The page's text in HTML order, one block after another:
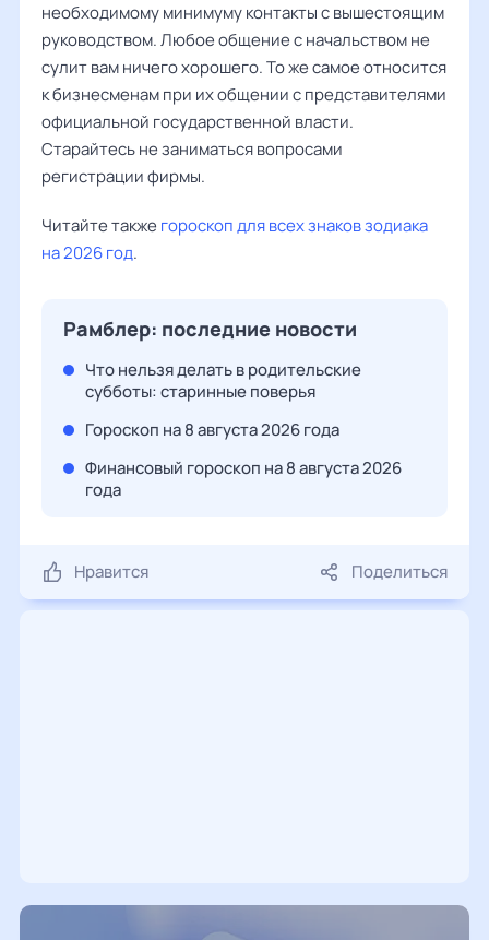
необходимому минимуму контакты с вышестоящим
руководством. Любое общение с начальством не
сулит вам ничего хорошего. То же самое относится
к бизнесменам при их общении с представителями
официальной государственной власти.
Старайтесь не заниматься вопросами
регистрации фирмы.
Читайте также гороскоп для всех знаков зодиака
на 2026 год.
Рамблер: последние новости
Что нельзя делать в родительские
субботы: старинные поверья
Гороскоп на 8 августа 2026 года
Финансовый гороскоп на 8 августа 2026
года
Нравится Поделиться